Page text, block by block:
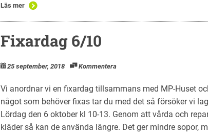
Läs mer
Fixardag 6/10
25 september, 2018 Kommentera
Vi anordnar vi en fixardag tillsammans med MP-Huset
något som behöver fixas tar du med det så försöker vi
Lördag den 6 oktober kl 10-13. Genom att vårda och
kläder så kan de använda längre. Det ger mindre sopor,